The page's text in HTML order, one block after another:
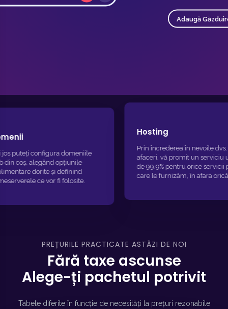
Prin încrederea în nevoile dvs. de
afaceri, vă promit un serviciu uptime
de 99,9% pentru orice servicii pe
care le furnizăm, în afara oricărei
activități de întreținere standard pe
PREȚURILE PRACTICATE ASTĂZI DE NOI
Fără taxe ascunse
Alege-ți pachetul potrivit
Tabele diferite în funcție de necesități la prețuri rezonabile